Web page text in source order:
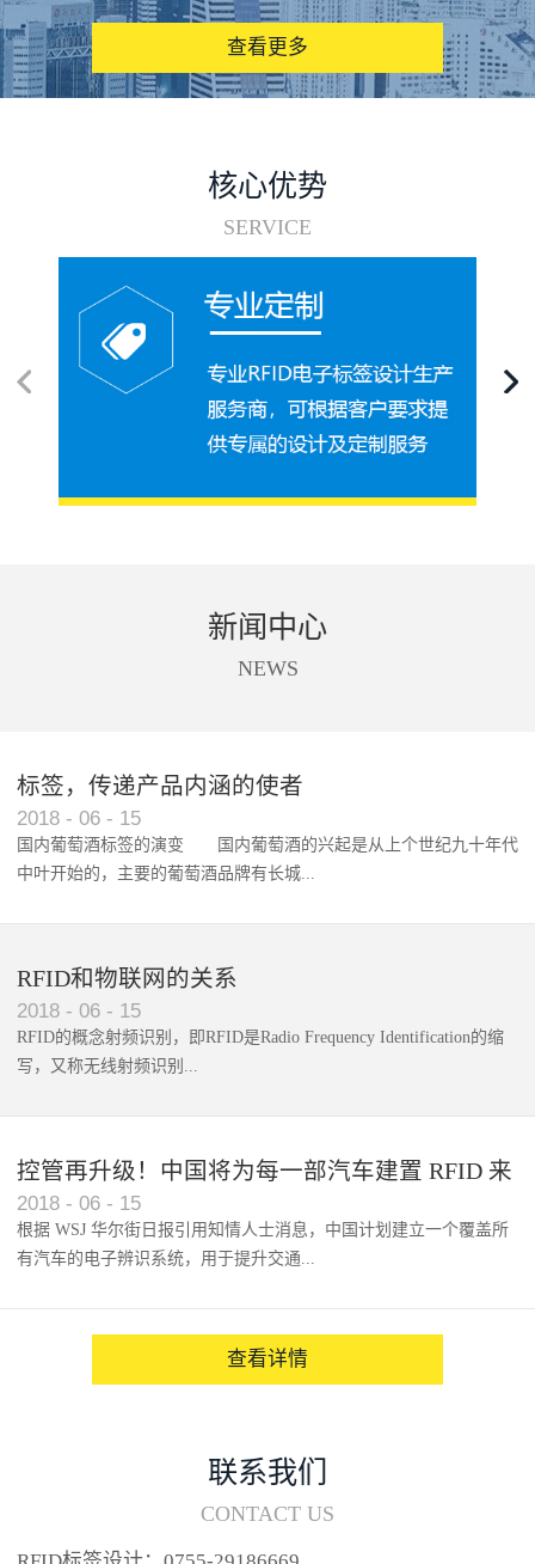
查看更多
核心优势
SERVICE
新闻中心
NEWS
标签，传递产品内涵的使者
2018 - 06 - 15
国内葡萄酒标签的演变 国内葡萄酒的兴起是从上个世纪九十年代
中叶开始的，主要的葡萄酒品牌有长城...
RFID和物联网的关系
2018 - 06 - 15
RFID的概念射频识别，即RFID是Radio Frequency Identification的缩
写，又称无线射频识别...
控管再升级！中国将为每一部汽车建置 RFID 来
架构辨识系统
2018 - 06 - 15
根据 WSJ 华尔街日报引用知情人士消息，中国计划建立一个覆盖所
有汽车的电子辨识系统，用于提升交通...
查看详情
联系我们
CONTACT US